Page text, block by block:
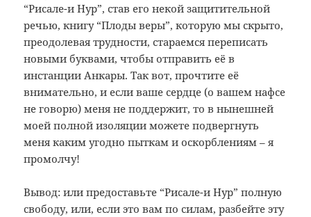
“Рисале-и Нур”, став его некой защитительной
речью, книгу “Плоды веры”, которую мы скрыто,
преодолевая трудности, стараемся переписать
новыми буквами, чтобы отправить её в
инстанции Анкары. Так вот, прочтите её
внимательно, и если ваше сердце (о вашем нафсе
не говорю) меня не поддержит, то в нынешней
моей полной изоляции можете подвергнуть
меня каким угодно пыткам и оскорблениям – я
промолчу!
Вывод: или предоставьте “Рисале-и Нур” полную
свободу, или, если это вам по силам, разбейте эту